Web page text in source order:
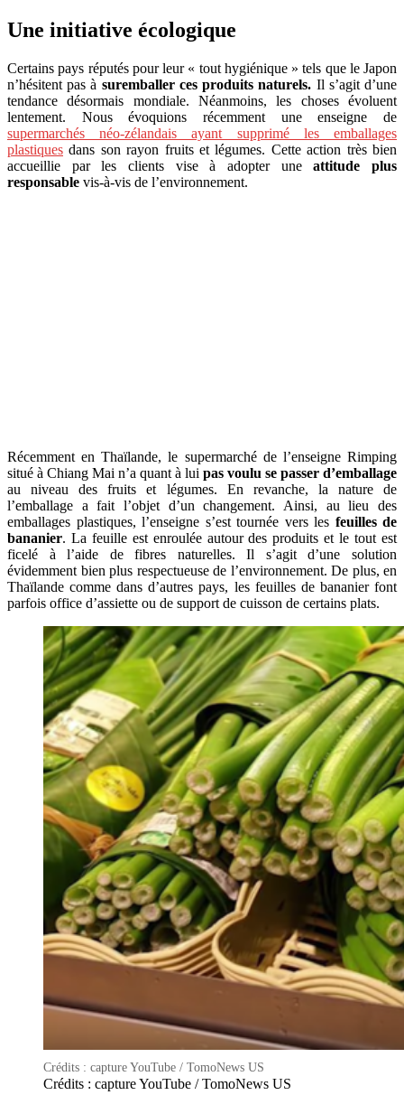
Une initiative écologique
Certains pays réputés pour leur « tout hygiénique » tels que le Japon
n’hésitent pas à suremballer ces produits naturels. Il s’agit d’une
tendance désormais mondiale. Néanmoins, les choses évoluent
lentement. Nous évoquions récemment une enseigne de
supermarchés néo-zélandais ayant supprimé les emballages
plastiques dans son rayon fruits et légumes. Cette action très bien
accueillie par les clients vise à adopter uneattitude plus
responsable vis-à-vis de l’environnement.
Récemment en Thaïlande, le supermarché de l’enseigne Rimping
situé à Chiang Mai n’a quant à lui pas voulu se passer d’emballage
au niveau des fruits et légumes. En revanche, la nature de
l’emballage a fait l’objet d’un changement. Ainsi, au lieu des
emballages plastiques, l’enseigne s’est tournée vers les feuilles de
bananier. La feuille est enroulée autour des produits et le tout est
ficelé à l’aide de fibres naturelles. Il s’agit d’une solution
évidemment bien plus respectueuse de l’environnement. De plus, en
Thaïlande comme dans d’autres pays, les feuilles de bananier font
parfois office d’assiette ou de support de cuisson de certains plats.
Crédits : capture YouTube / TomoNews US
Crédits : capture YouTube / TomoNews US